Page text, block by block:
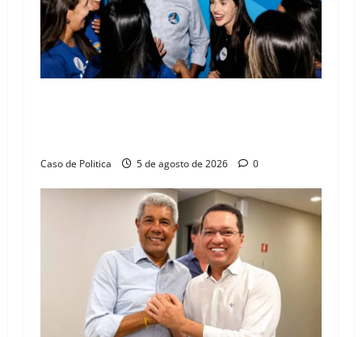
Caso de Politica 5 de agosto de 2026 0